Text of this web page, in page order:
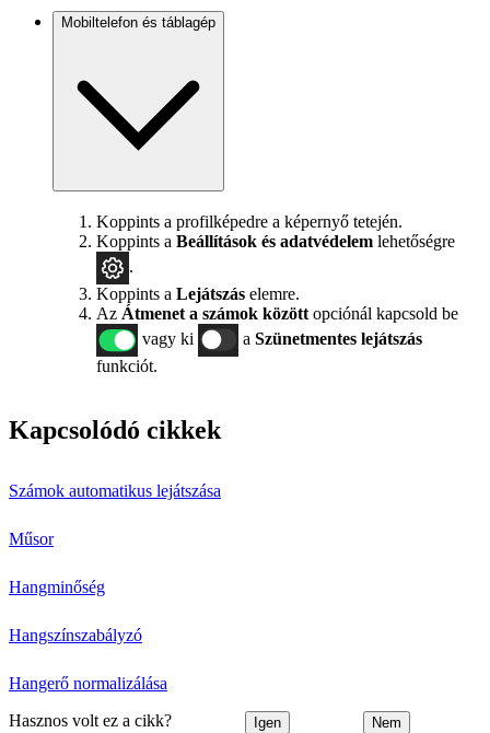
Mobiltelefon és táblagép
Koppints a profilképedre a képernyő tetején.
Koppints a Beállítások és adatvédelem lehetőségre
.
Koppints a Lejátszás elemre.
Az Átmenet a számok között opciónál kapcsold be
vagy ki
a Szünetmentes lejátszás
funkciót.
Kapcsolódó cikkek
Számok automatikus lejátszása
Műsor
Hangminőség
Hangszínszabályzó
Hangerő normalizálása
Hasznos volt ez a cikk? Igen Nem